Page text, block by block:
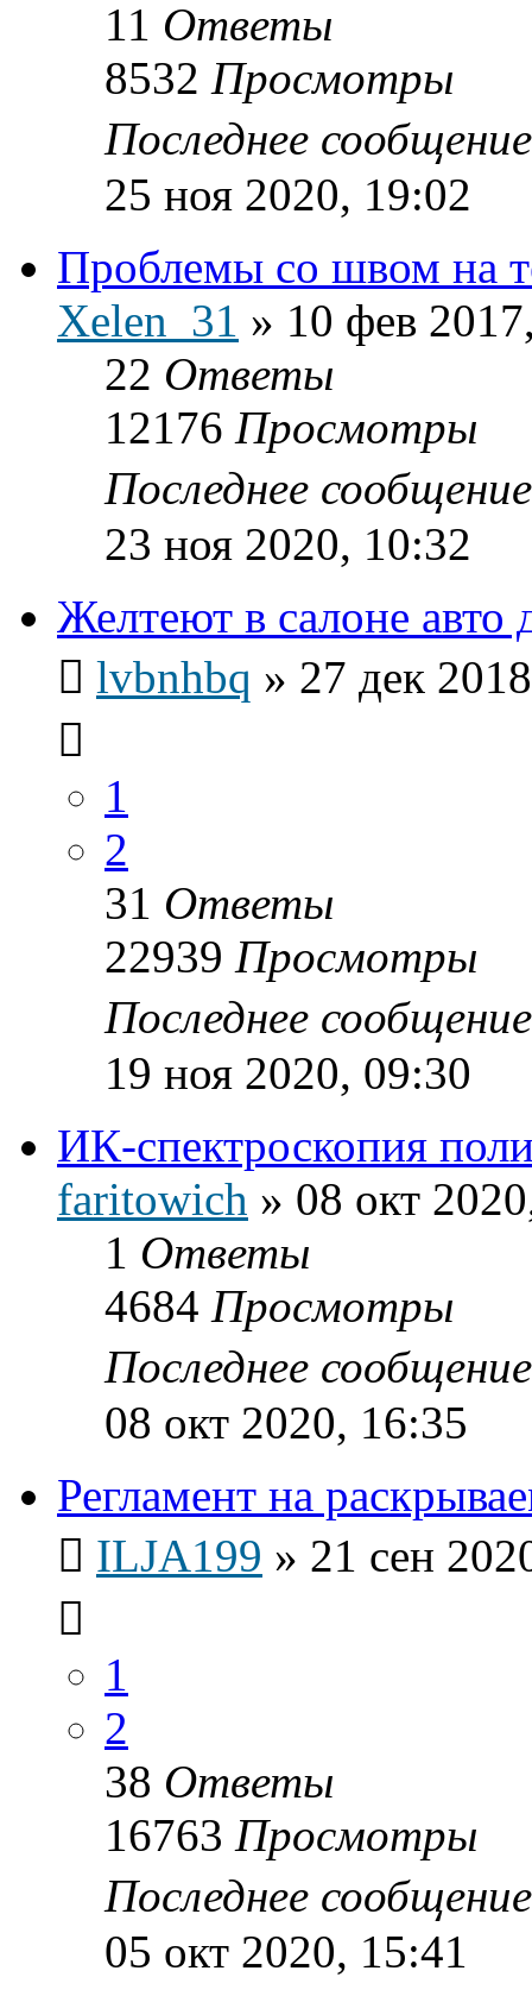
11 Ответы
8532 Просмотры
Последнее
25 ноя 2020, 19:02
Проблемы со швом на
Xelen_31 » 10 фев
22 Ответы
12176 Просмотры
Последнее
23 ноя 2020, 10:32
Желтеют в салоне
lvbnhbq » 27 дек
1
2
31 Ответы
22939 Просмотры
Последнее
19 ноя 2020, 09:30
ИК-спектроскопия
faritowich » 08 окт
1 Ответы
4684 Просмотры
Последнее
08 окт 2020, 16:35
Регламент на
ILJA199 » 21 сен
1
2
38 Ответы
16763 Просмотры
Последнее
05 окт 2020, 15:41